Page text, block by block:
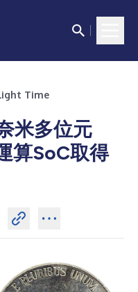
Time
米多位元
算SoC取得